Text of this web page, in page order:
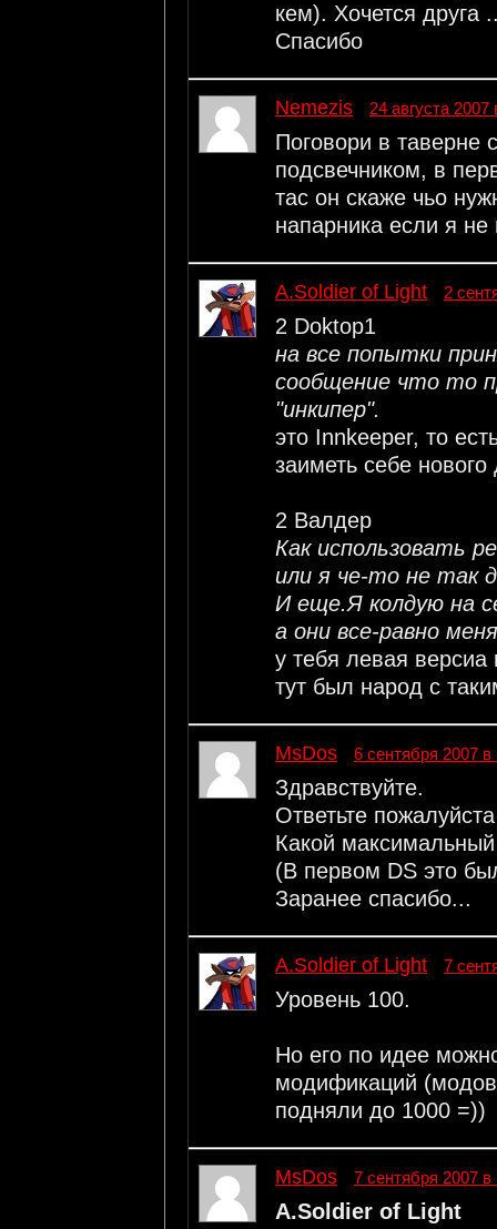
кем). Хочется друга
Спасибо
Nеmеzis 24 августа 2007
Поговори в таверне
подсвечником, в
тас он скаже чьо
напарника если я не
A.Soldier of Light 2
2 Doktop1
на все попытки
сообщение что то
"инкипер".
это Innkeeper, то
заиметь себе
2 Валдер
Как использовать
или я че-то не так
И еще.Я колдую на
а они все-равно
у тебя левая
тут был народ с
MsDos 6 сентября 2007 в
Здравствуйте.
Ответьте
Какой
(В первом DS это
Заранее спасибо...
A.Soldier of Light 7
Уровень 100.
Но его по идее
модификаций
подняли до 1000 =))
MsDos 7 сентября 2007 в
A.Soldier of Light